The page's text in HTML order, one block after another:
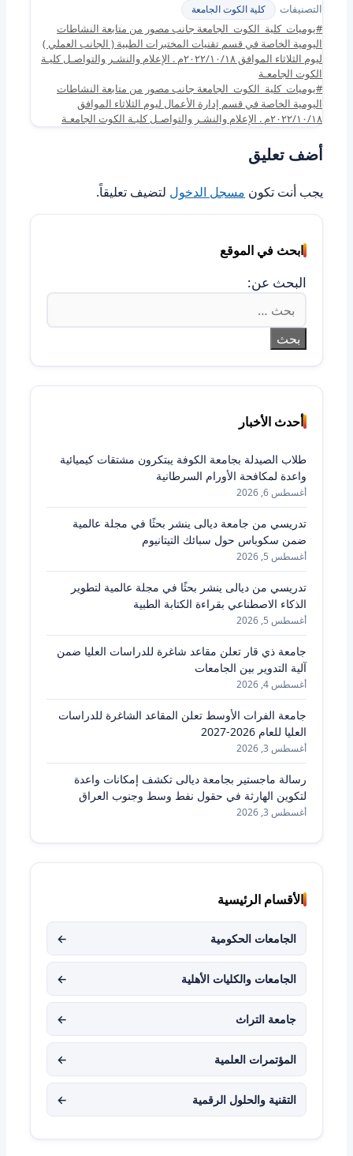
التصنيفات كلية الكوت الجامعة
#يوميات_كلية_الكوت_الجامعة جانب مصور من متابعة النشاطات
اليومية الخاصة في قسم تقنيات المختبرات الطبية ( الجانب العملي )
ليوم الثلاثاء الموافق ٢٠٢٢/١٠/١٨م . الإعلام والنشـر والتواصـل كليـة
الكوت الجامعـة
#يوميات_كلية_الكوت_الجامعة جانب مصور من متابعة النشاطات
اليومية الخاصة في قسم إدارة الأعمال ليوم الثلاثاء الموافق
٢٠٢٢/١٠/١٨م . الإعلام والنشـر والتواصـل كليـة الكوت الجامعـة
أضف تعليق
يجب أنت تكون مسجل الدخول لتضيف تعليقاً.
ابحث في الموقع
البحث عن:
أحدث الأخبار
طلاب الصيدلة بجامعة الكوفة يبتكرون مشتقات كيميائية
واعدة لمكافحة الأورام السرطانية
أغسطس 6, 2026
تدريسي من جامعة ديالى ينشر بحثًا في مجلة عالمية
ضمن سكوباس حول سبائك التيتانيوم
أغسطس 5, 2026
تدريسي من ديالى ينشر بحثًا في مجلة عالمية لتطوير
الذكاء الاصطناعي بقراءة الكتابة الطبية
أغسطس 5, 2026
جامعة ذي قار تعلن مقاعد شاغرة للدراسات العليا ضمن
آلية التدوير بين الجامعات
أغسطس 4, 2026
جامعة الفرات الأوسط تعلن المقاعد الشاغرة للدراسات
العليا للعام 2026-2027
أغسطس 3, 2026
رسالة ماجستير بجامعة ديالى تكشف إمكانات واعدة
لتكوين الهارثة في حقول نفط وسط وجنوب العراق
أغسطس 3, 2026
الأقسام الرئيسية
الجامعات الحكومية ←
الجامعات والكليات الأهلية ←
جامعة التراث ←
المؤتمرات العلمية ←
التقنية والحلول الرقمية ←